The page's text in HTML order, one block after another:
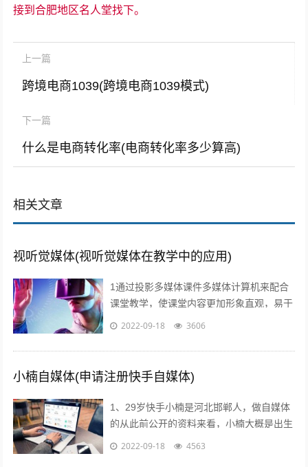
接到合肥地区名人堂找下。
上一篇
跨境电商1039(跨境电商1039模式)
下一篇
什么是电商转化率(电商转化率多少算高)
相关文章
视听觉媒体(视听觉媒体在教学中的应用)
1通过投影多媒体课件多媒体计算机来配合
课堂教学，使课堂内容更加形象直观，易于
师生情感交流，及时反馈和引导，从而有效
2022-09-18 3606
小楠自媒体(申请注册快手自媒体)
1、29岁快手小楠是河北邯郸人，做自媒体
的从此前公开的资料来看，小楠大概是出生
于1993年的美女，如今29岁上下。...
2022-09-18 4563